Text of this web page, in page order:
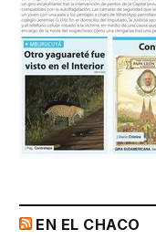
EN EL CHACO